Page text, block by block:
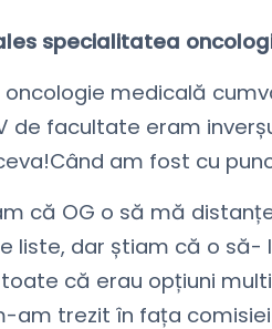
specialitatea
medicală
de facultate eram
am fost cu
că OG o să mă
liste, dar știam că o să-
că erau opțiuni